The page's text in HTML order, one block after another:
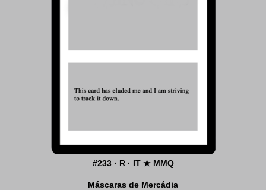
#233 · R · IT ★ MMQ
Máscaras de Mercádia